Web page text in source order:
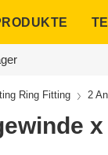
Ring Fitting 2